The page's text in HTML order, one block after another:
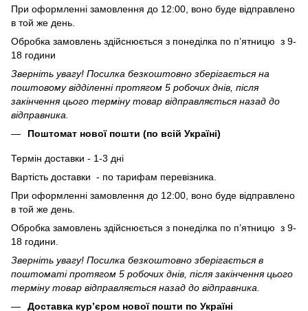
При оформленні замовлення до 12:00, воно буде відправлено
в той же день.
Обробка замовлень здійснюється з понеділка по п’ятницю з 9-
18 години
Зверніть увагу! Посилка безкоштовно зберігається на
поштовому відділенні протягом 5 робочих днів, після
закінчення цього терміну товар відправляється назад до
відправника.
Поштомат нової пошти (по всій Україні)
Термін доставки - 1-3 дні
Вартість доставки - по тарифам перевізника.
При оформленні замовлення до 12:00, воно буде відправлено
в той же день.
Обробка замовлень здійснюється з понеділка по п’ятницю з 9-
18 години.
Зверніть увагу! Посилка безкоштовно зберігається в
поштоматі протягом 5 робочих днів, після закінчення цього
терміну товар відправляється назад до відправника.
Доставка кур’єром нової пошти по Україні